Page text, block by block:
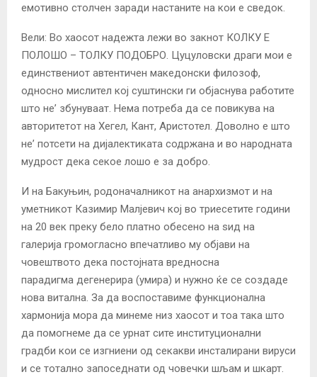
емотивно столчен заради настаните на кои е сведок.
Вели: Во хаосот надежта лежи во закнот КОЛКУ Е
ПОЛОШО – ТОЛКУ ПОДОБРО. Цуцуловски драги мои е
единствениот автентичен македонски филозоф,
односно мислител кој суштински ги објаснува работите
што не’ збунуваат. Нема потреба да се повикува на
авторитетот на Хегел, Кант, Аристотел. Доволно е што
не’ потсети на дијалектиката содржана и во народната
мудрост дека секое лошо е за добро.
И на Бакуњин, родоначалникот на анархизмот и на
уметникот Казимир Малјевич кој во триесетите години
на 20 век преку бело платно обесено на ѕид на
галерија громогласно впечатливо му објави на
човештвото дека постојната вредносна
парадигма дегенерира (умира) и нужно ќе се создаде
нова витална. За да воспоставиме функционална
хармонија мора да минеме низ хаосот и тоа така што
да помогнеме да се урнат сите институционални
градби кои се изгниени од секакви инсталирани вируси
и се тотално запоседнати од човечки шљам и шкарт.